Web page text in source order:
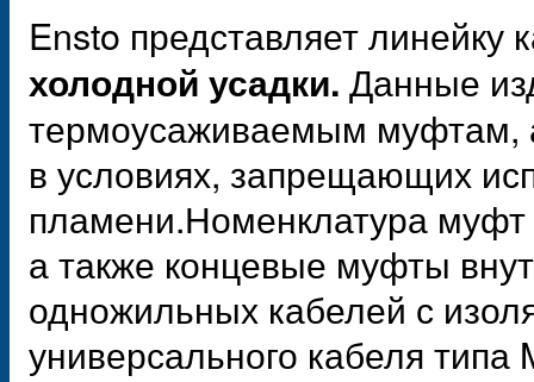
Ensto представляет
холодной усадки. Данные
термоусаживаемым муфтам,
в условиях, запрещающих
пламени.Номенклатура
а также концевые муфты
одножильных кабелей с
универсального кабеля типа